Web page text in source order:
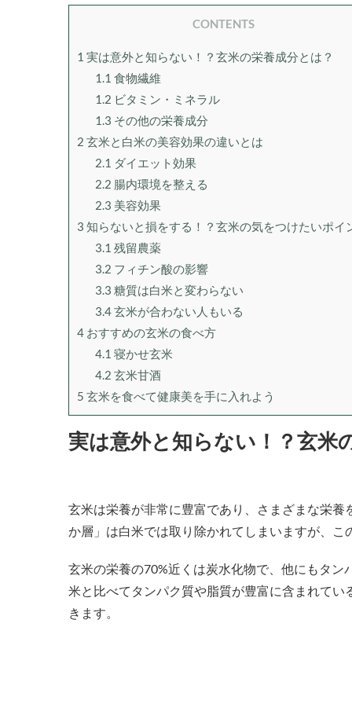
CONTENTS
1 実は意外と知らない！？玄米の栄養成分とは？
1.1 食物繊維
1.2 ビタミン・ミネラル
1.3 その他の栄養成分
2 玄米と白米の美容効果の違いとは
2.1 ダイエット効果
2.2 腸内環境を整える
2.3 美容効果
3 知らないと損をする！？玄米の気をつけたいポイ
3.1 残留農薬
3.2 フィチン酸の影響
3.3 糖質は白米と変わらない
3.4玄米が合わない人もいる
4 おすすめの玄米の食べ方
4.1 寝かせ玄米
4.2 玄米甘酒
5 玄米を食べて健康美を手に入れよう
実は意外と知らない！？玄米
玄米は栄養が非常に豊富であり、さまざまな栄
か層」は白米では取り除かれてしまいますが、
玄米の栄養の70%近くは炭水化物で、他にもタ
米と比べてタンパク質や脂質が豊富に含まれて
きます。